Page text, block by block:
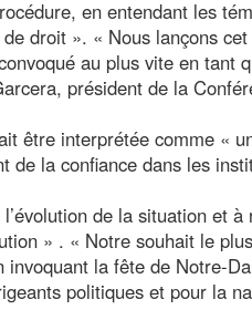
en entendant les
droit ». « Nous lançons cet
au plus vite en tant
président de la
être interprétée comme «
de la confiance dans les
de la situation et à
» . « Notre souhait le
la fête de Notre-
politiques et pour la